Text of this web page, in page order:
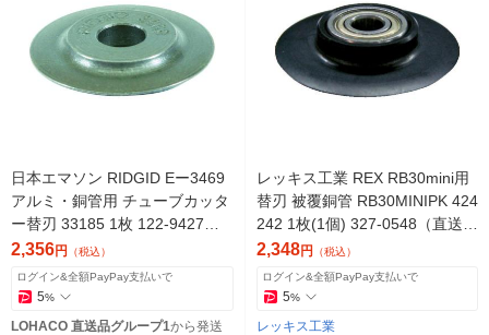
日本エマソン RIDGID Eー3469
アルミ・銅管用 チューブカッタ
ー替刃 33185 1枚 122-9427
（直送品）
2,356円 （税込）
ログイン&全額PayPay支払いで
5%
LOHACO 直送品グループ1から発送
レッキス工業 REX RB30mini用
替刃 被覆銅管 RB30MINIPK 424
242 1枚(1個) 327-0548（直送
品）
2,348円 （税込）
ログイン&全額PayPay支払いで
5%
レッキス工業